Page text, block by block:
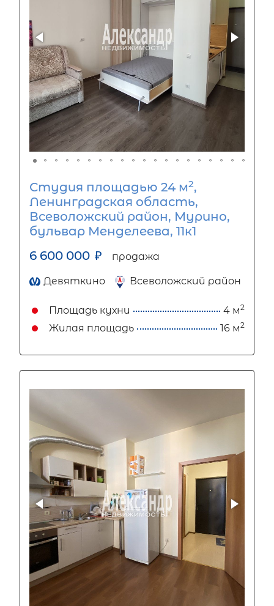
Студия площадью 24 м2,
Ленинградская область,
Всеволожский район, Мурино,
бульвар Менделеева, 11к1
6 600 000 ₽ продажа
Девяткино Всеволожский район
Площадь кухни 4 м2
Жилая площадь 16 м2